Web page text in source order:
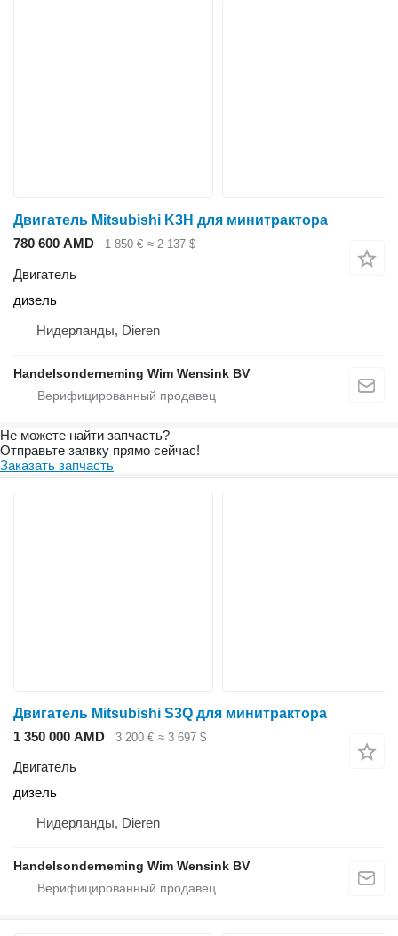
Двигатель Mitsubishi K3H для минитрактора
780 600 AMD
1 850 € ≈ 2 137 $
Двигатель
дизель
Нидерланды, Dieren
Handelsonderneming Wim Wensink BV
Не можете найти запчасть?
Отправьте заявку прямо сейчас!
Заказать запчасть
Двигатель Mitsubishi S3Q для минитрактора
1 350 000 AMD
3 200 € ≈ 3 697 $
Двигатель
дизель
Нидерланды, Dieren
Handelsonderneming Wim Wensink BV